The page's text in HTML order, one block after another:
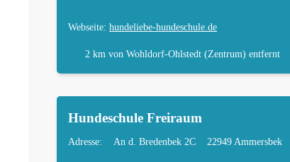
Webseite: hundeliebe-hundeschule.de
2 km von Wohldorf-Ohlstedt (Zentrum) entfernt
Hundeschule Freiraum
Adresse: An d. Bredenbek 2C 22949 Ammersbek